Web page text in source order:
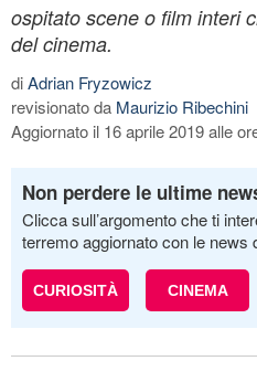
ospitato scene o film interi
del cinema.
diAdrian Fryzowicz
revisionato da Maurizio Ribechini
Aggiornato il 16 aprile 2019 alle
Non perdere le ultime
Clicca sull’argomento che ti
terremo aggiornato con le news
CURIOSITÀ CINEMA